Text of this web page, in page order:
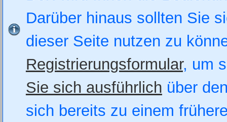
Darüber hinaus sollten Sie
dieser Seite nutzen zu
Registrierungsformular, um
Sie sich ausführlich über
sich bereits zu einem